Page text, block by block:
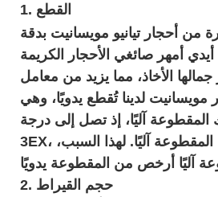
1. القطع
من أحجار تيانيو مويسانيت بدقة
أمهر صائغي الأحجار الكريمة
جمالها الأخاذ، مما يزيد من معامل
مويسانيت لدينا تُقطع يدويًا، وهي
المقطوعة آليًا، إذ تصل إلى درجة
3EX، بينما لا تصل إليها المقطوعة آليًا. لهذا السبب،
2. حجم القيراط